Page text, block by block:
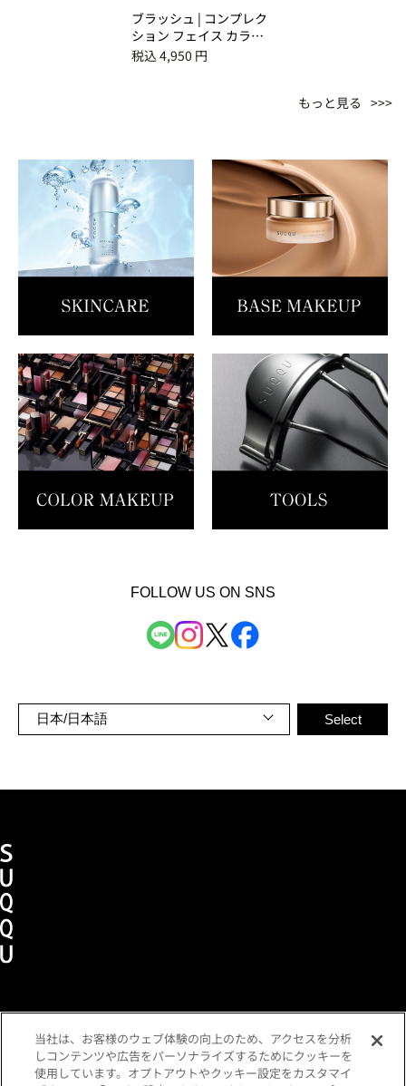
ブラッシュ | コンプレク
ション フェイス カラ
ー 01 初心色 - UBUIRO
税込 4,950 円
もっと見る
FOLLOW US ON SNS
ショッピングガイドメンバーズプログラム
よくあるご質問
お問い合わせ各種規約
当社は、お客様のウェブ体験の向上のため、アクセスを分析
しコンテンツや広告をパーソナライズするためにクッキーを
使用しています。オプトアウトやクッキー設定をカスタマイ